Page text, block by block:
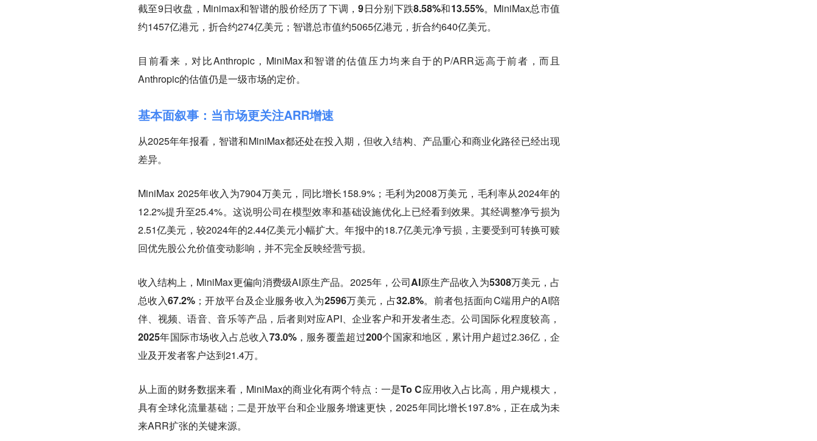
截至9日收盘，Minimax和智谱的股价经历了下调，9日分别下跌8.58%和13.55%。 MiniMax总市值
约1457亿港元，折合约274亿美元；智谱总市值约5065亿港元，折合约640亿美元。
目前看来，对比Anthropic，MiniMax和智谱的估值压力均来自于的P/ARR远高于前者，而且
Anthropic的估值仍是一级市场的定价。
基本面叙事：当市场更关注ARR增速
从2025年年报看，智谱和MiniMax都还处在投入期，但收入结构、产品重心和商业化路径已经出现
差异。
MiniMax 2025年收入为7904万美元，同比增长158.9%；毛利为2008万美元，毛利率从2024年的
12.2%提升至25.4%。这说明公司在模型效率和基础设施优化上已经看到效果。其经调整净亏损为
2.51亿美元，较2024年的2.44亿美元小幅扩大。年报中的18.7亿美元净亏损，主要受到可转换可赎
回优先股公允价值变动影响，并不完全反映经营亏损。
收入结构上，MiniMax更偏向消费级AI原生产品。2025年， 公司AI原生产品收入为5308万美元，占
总收入67.2%；开放平台及企业服务收入为2596万美元，占32.8%。 前者包括面向C端用户的AI陪
伴、视频、语音、音乐等产品，后者则对应API、企业客户和开发者生态。公司国际化程度较高，
2025年国际市场收入占总收入73.0%，服务覆盖超过200个国家和地区 ，累计用户超过2.36亿，企
业及开发者客户达到21.4万。
从上面的财务数据来看，MiniMax的商业化有两个特点： 一是To C应用收入占比高，用户规模大，
具有全球化流量基础 ；二是开放平台和企业服务增速更快，2025年同比增长197.8%，正在成为未
来ARR扩张的关键来源。